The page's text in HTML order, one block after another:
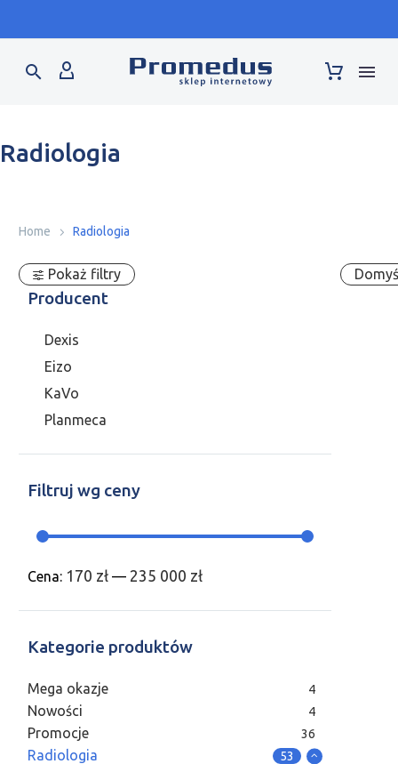
Radiologia
Home Radiologia
Pokaż filtry
Producent
Dexis
Eizo
KaVo
Planmeca
Filtruj wg ceny
Cena: 170 zł — 235 000 zł
Kategorie produktów
Mega okazje 4
Nowości 4
Promocje 36
Radiologia 53